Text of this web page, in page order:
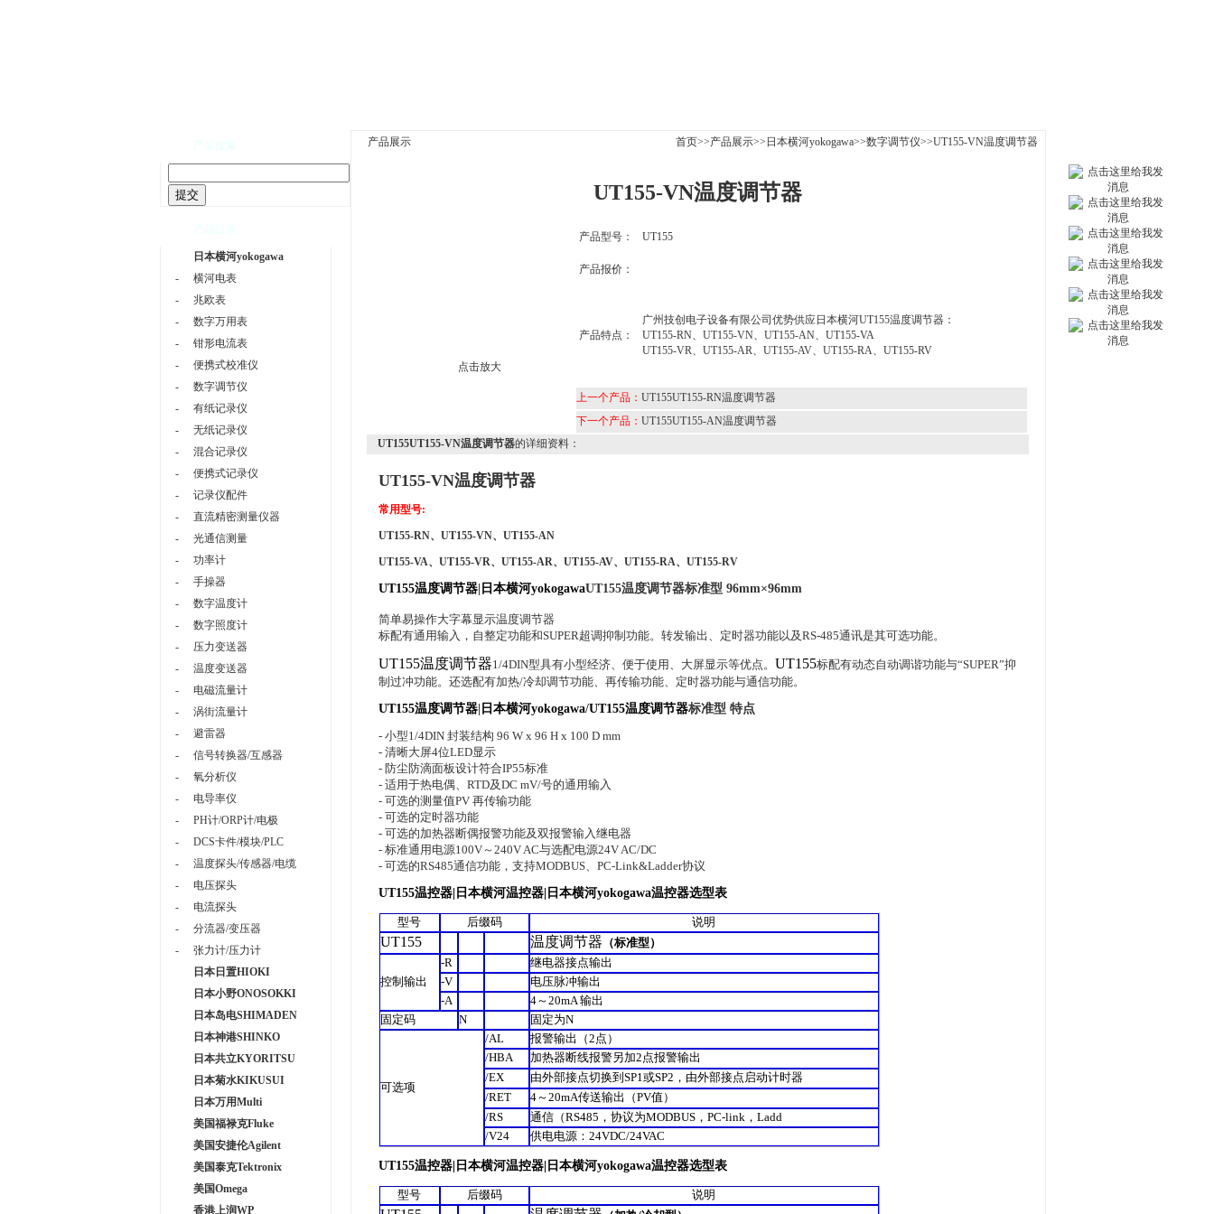
产品搜索
产品目录
日本横河yokogawa
-
横河电表
-
兆欧表
-
数字万用表
-
钳形电流表
-
便携式校准仪
-
数字调节仪
-
有纸记录仪
-
无纸记录仪
-
混合记录仪
-
便携式记录仪
-
记录仪配件
-
直流精密测量仪器
-
光通信测量
-
功率计
-
手操器
-
数字温度计
-
数字照度计
-
压力变送器
-
温度变送器
-
电磁流量计
-
涡街流量计
-
避雷器
-
信号转换器/互感器
-
氧分析仪
-
电导率仪
-
PH计/ORP计/电极
-
DCS卡件/模块/PLC
-
温度探头/传感器/电缆
-
电压探头
-
电流探头
-
分流器/变压器
-
张力计/压力计
日本日置HIOKI
日本小野ONOSOKKI
日本岛电SHIMADEN
日本神港SHINKO
日本共立KYORITSU
日本菊水KIKUSUI
日本万用Multi
美国福禄克Fluke
美国安捷伦Agilent
美国泰克Tektronix
美国Omega
香港上润WP
产品展示 首页>>产品展示>> 日本横河yokogawa>>数字调节仪>>UT155-VN温度调节器
UT155-VN温度调节器
点击放大
产品型号： UT155
产品报价：
产品特点：
广州技创电子设备有限公司优势供应日本横河UT155温度调节器：
UT155-RN、UT155-VN、UT155-AN、UT155-VA
UT155-VR、UT155-AR、UT155-AV、UT155-RA、UT155-RV
上一个产品： UT155UT155-RN温度调节器
下一个产品： UT155UT155-AN温度调节器
UT155UT155-VN温度调节器的详细资料：
UT155-VN温度调节器
常用型号:
UT155-RN、UT155-VN、UT155-AN
UT155-VA、UT155-VR、UT155-AR、UT155-AV、UT155-RA、UT155-RV
UT155温度调节器| 日本横河yokogawaUT155温度调节器标准型 96mm×96mm
简单易操作大字幕显示温度调节器
标配有通用输入，自整定功能和SUPER超调抑制功能。转发输出、定时器功能以及RS-485通讯是其可选功能。
UT155温度调节器1/4DIN型具有小型经济、便于使用、大屏显示等优点。 UT155标配有动态自动调谐功能与“SUPER”抑
制过冲功能。还选配有加热/冷却调节功能、再传输功能、定时器功能与通信功能。
UT155温度调节器| 日本横河yokogawa/UT155温度调节器标准型 特点
- 小型1/4DIN 封装结构 96 W x 96 H x 100 D mm
- 清晰大屏4位LED显示
- 防尘防滴面板设计符合IP55标准
- 适用于热电偶、RTD及DC mV/号的通用输入
- 可选的测量值PV 再传输功能
- 可选的定时器功能
- 可选的加热器断偶报警功能及双报警输入继电器
- 标准通用电源100V～240V AC与选配电源24V AC/DC
- 可选的RS485通信功能，支持MODBUS、PC-Link&Ladder协议
UT155温控器| 日本横河温控器| 日本横河yokogawa温控器选型表
型号 后缀码 说明
UT155 温度调节器 （标准型 ）
控制输出
-R
继电器接点输出
-V
电压脉冲输出
-A
4～20mA输出
固定码
N 固定为N
可选项
/AL 报警输出 （2点 ）
/HBA
加热器断线报警另加2点报警输出
/EX
由外部接点切换到 SP1或SP2 ，由外部接点启动计时器
/RET
4～20mA传送输出 （PV值 ）
/RS
通信（RS485 ，协议为MODBUS， PC-link， Ladd
/V24
供电电源： 24VDC/24VAC
UT155温控器| 日本横河温控器| 日本横河yokogawa温控器选型表
型号 后缀码 说明